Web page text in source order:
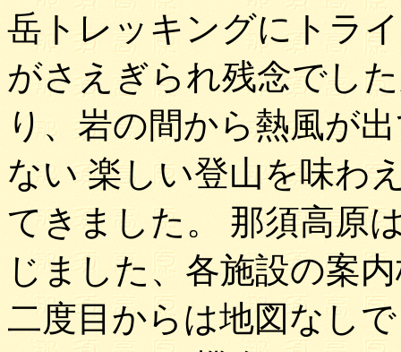
岳トレッキングにトラ
がさえぎられ残念でし
り、岩の間から熱風が
ない 楽しい登山を味わ
てきました。 那須高原
じました、各施設の案
二度目からは地図なし